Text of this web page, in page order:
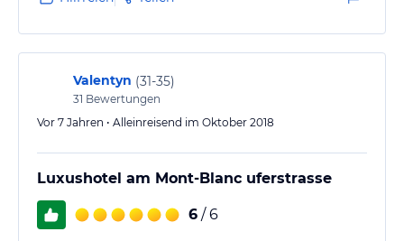
Valentyn (31-35)
31 Bewertungen
Vor 7 Jahren • Alleinreisend im Oktober 2018
Luxushotel am Mont-Blanc uferstrasse
6 / 6